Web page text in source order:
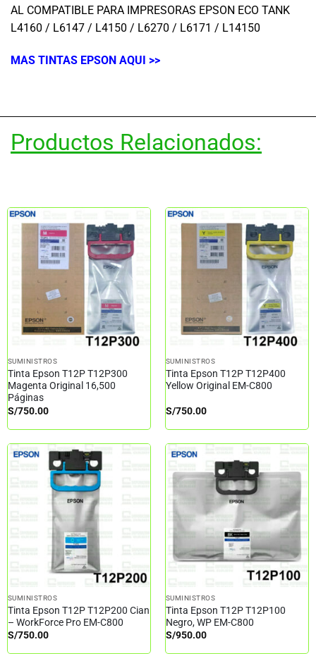
AL COMPATIBLE PARA IMPRESORAS EPSON ECO TANK
L4160 / L6147 / L4150 / L6270 / L6171 / L14150
MAS TINTAS EPSON AQUI >>
Productos Relacionados:
SUMINISTROS
Tinta Epson T12P T12P300
Magenta Original 16,500
Páginas
S/750.00
SUMINISTROS
Tinta Epson T12P T12P400
Yellow Original EM-C800
S/750.00
SUMINISTROS
Tinta Epson T12P T12P200 Cian
– WorkForce Pro EM-C800
S/750.00
SUMINISTROS
Tinta Epson T12P T12P100
Negro, WP EM-C800
S/950.00